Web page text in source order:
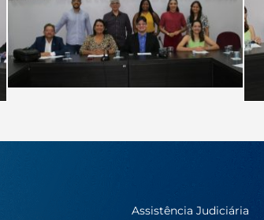
Assistência Judiciária